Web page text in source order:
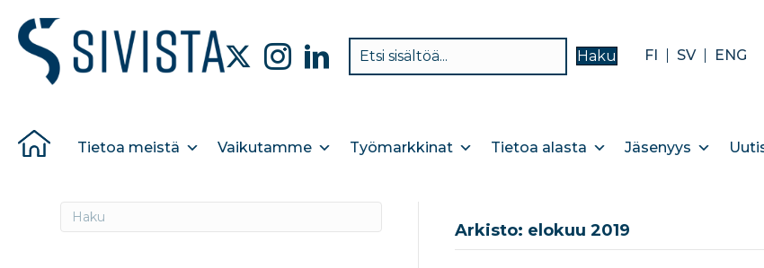
Haku FI SV ENG
Tietoa meistä Vaikutamme Työmarkkinat Tietoa alasta Jäsenyys
Arkisto: elokuu 2019